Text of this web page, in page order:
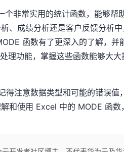
个非常实用的统计函数，能够帮
、成绩分析还是客户反馈分析
函数有了更深入的了解，并
理功能，掌握这些函数能够大
得注意数据类型和可能的错误
和使用 Excel 中的 MODE 函数